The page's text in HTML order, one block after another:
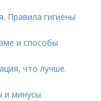
Правила гигиены
и способы
что лучше.
и минусы